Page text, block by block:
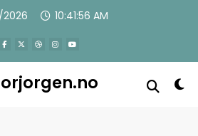
10:41:58 AM